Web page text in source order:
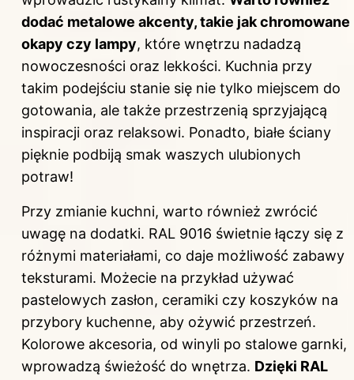
dodać metalowe akcenty, takie jak chromowane
okapy czy lampy, które wnętrzu nadadzą
nowoczesności oraz lekkości. Kuchnia przy
takim podejściu stanie się nie tylko miejscem do
gotowania, ale także przestrzenią sprzyjającą
inspiracji oraz relaksowi. Ponadto, białe ściany
pięknie podbiją smak waszych ulubionych
potraw!
Przy zmianie kuchni, warto również zwrócić
uwagę na dodatki. RAL 9016 świetnie łączy się z
różnymi materiałami, co daje możliwość zabawy
teksturami. Możecie na przykład używać
pastelowych zasłon, ceramiki czy koszyków na
przybory kuchenne, aby ożywić przestrzeń.
Kolorowe akcesoria, od winyli po stalowe garnki,
wprowadzą świeżość do wnętrza. Dzięki RAL